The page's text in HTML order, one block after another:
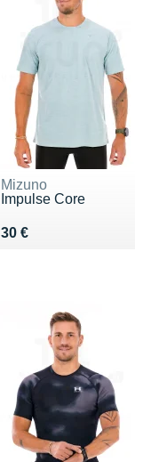
Mizuno
Impulse Core
30 €
Vendu 30 €